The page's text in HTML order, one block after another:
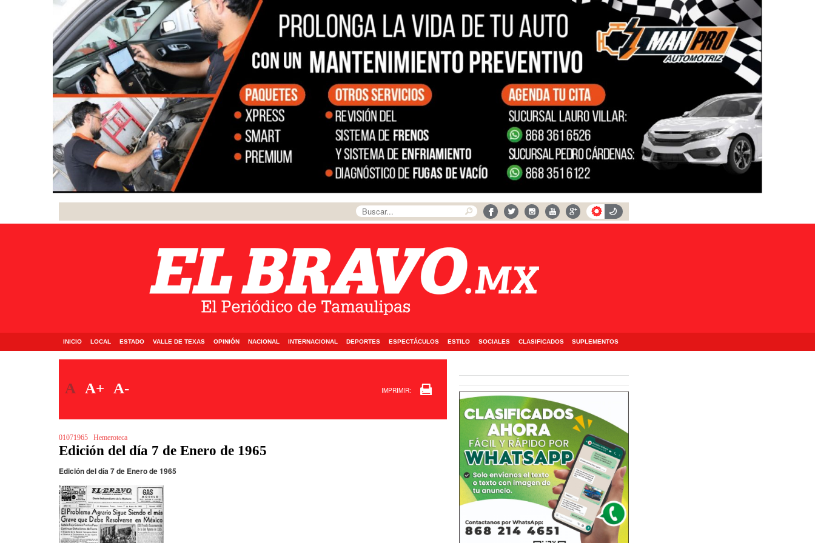
INICIO LOCAL ESTADO VALLE DE TEXAS OPINIÓN NACIONAL INTERNACIONAL DEPORTES ESPECTÁCULOS ESTILO SOCIALES CLASIFICADOS SUPLEMENTOS
A A+ A- IMPRIMIR:
01071965 Hemeroteca
Edición del día 7 de Enero de 1965
Edición del día 7 de Enero de 1965